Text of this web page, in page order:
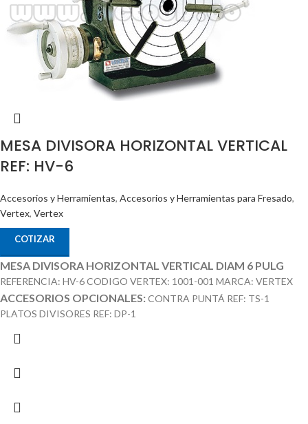
MESA DIVISORA HORIZONTAL VERTICAL
REF: HV-6
Accesorios y Herramientas, Accesorios y Herramientas para Fresado,
Vertex, Vertex
COTIZAR
MESA DIVISORA HORIZONTAL VERTICAL DIAM 6 PULG
REFERENCIA: HV-6 CODIGO VERTEX: 1001-001 MARCA: VERTEX
ACCESORIOS OPCIONALES:CONTRA PUNTÁ REF: TS-1
PLATOS DIVISORES REF: DP-1